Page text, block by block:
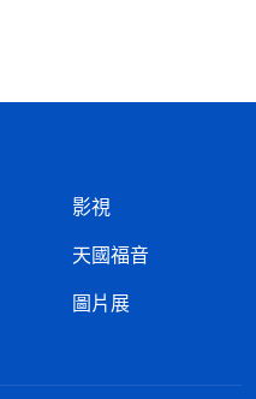
影視
天國福音
圖片展